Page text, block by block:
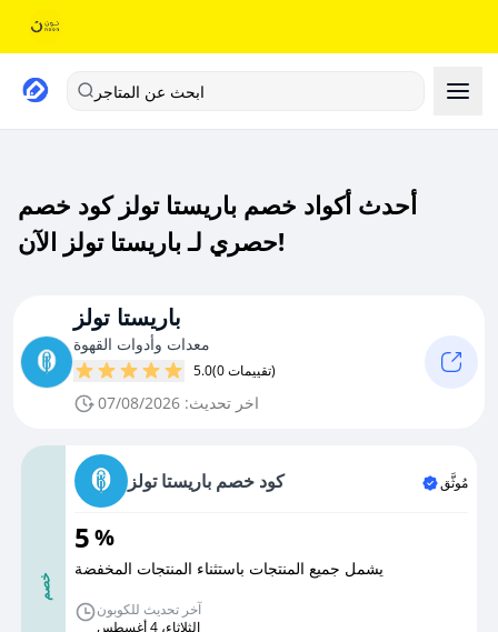
ابحث عن المتاجر
أحدث أكواد خصم باريستا تولز كود خصم
حصري لـ باريستا تولز الآن!
باريستا تولز
معدات وأدوات القهوة
5.0 (0 تقييمات)
اخر تحديث: 07/08/2026
خصم
كود خصم باريستا تولز مُوثَّق
5%
يشمل جميع المنتجات باستثناء المنتجات المخفضة
آخر تحديث للكوبون
الثلاثاء، 4 أغسطس